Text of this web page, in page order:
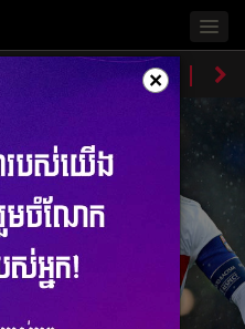
ប្រវត្តិ​​ វិភា
×